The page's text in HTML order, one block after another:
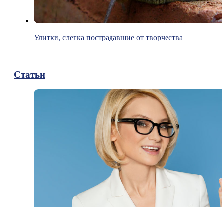
Улитки, слегка пострадавшие от творчества
Статьи